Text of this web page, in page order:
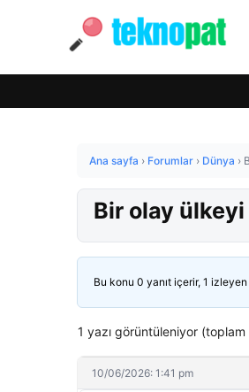
Ana sayfa › Forumlar › Dünya ›
Bir olay ülkeyi
Bu konu 0 yanıt içerir, 1
1 yazı görüntüleniyor (toplam
10/06/2026: 1:41 pm